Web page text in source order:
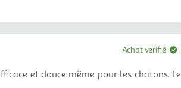
et douce même pour les chatons. Le
Achat verifié